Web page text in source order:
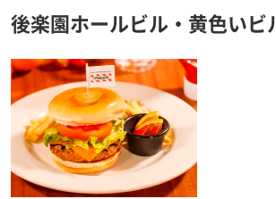
後楽園ホールビル・黄色いビ